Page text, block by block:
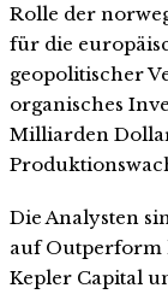
Rolle der
für die
geopolitischer
organisches
Milliarden
Die Analysten
auf Outperform
Kepler Capital